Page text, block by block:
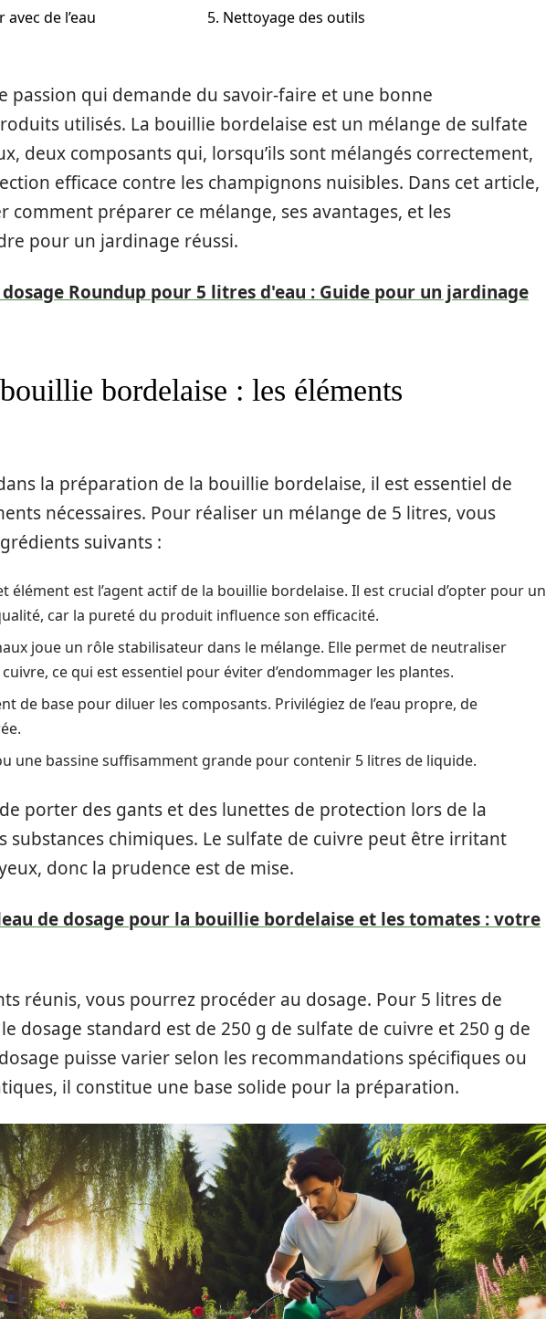
de l’eau 5. Nettoyage des outils
passion qui demande du savoir-faire et une bonne
utilisés. La bouillie bordelaise est un mélange de sulfate
deux composants qui, lorsqu’ils sont mélangés correctement,
efficace contre les champignons nuisibles. Dans cet article,
comment préparer ce mélange, ses avantages, et les
pour un jardinage réussi.
dosage Roundup pour 5 litres d'eau : Guide pour un jardinage
bordelaise : les éléments
la préparation de la bouillie bordelaise, il est essentiel de
nécessaires. Pour réaliser un mélange de 5 litres, vous
suivants :
élément est l’agent actif de la bouillie bordelaise. Il est crucial d’opter pour un
car la pureté du produit influence son efficacité.
joue un rôle stabilisateur dans le mélange. Elle permet de neutraliser
ce qui est essentiel pour éviter d’endommager les plantes.
de base pour diluer les composants. Privilégiez de l’eau propre, de
une bassine suffisamment grande pour contenir 5 litres de liquide.
porter des gants et des lunettes de protection lors de la
substances chimiques. Le sulfate de cuivre peut être irritant
donc la prudence est de mise.
de dosage pour la bouillie bordelaise et les tomates : votre
réunis, vous pourrez procéder au dosage. Pour 5 litres de
dosage standard est de 250 g de sulfate de cuivre et 250 g de
puisse varier selon les recommandations spécifiques ou
il constitue une base solide pour la préparation.